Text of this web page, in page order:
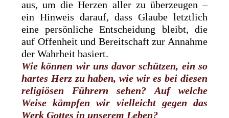
aus, um die Herzen aller zu überzeugen –
ein Hinweis darauf, dass Glaube letztlich
eine persönliche Entscheidung bleibt, die
auf Offenheit und Bereitschaft zur Annahme
der Wahrheit basiert.
Wie können wir uns davor schützen, ein so
hartes Herz zu haben, wie wir es bei diesen
religiösen Führern sehen? Auf welche
Weise kämpfen wir vielleicht gegen das
Werk Gottes in unserem Leben?